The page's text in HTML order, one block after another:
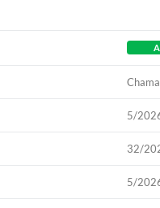
5/
32/
5/